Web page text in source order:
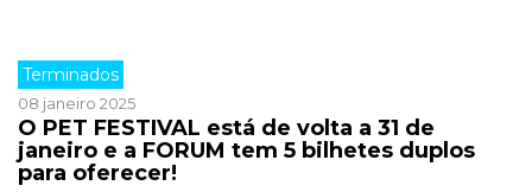
Terminados
08 janeiro 2025
O PET FESTIVAL está de volta a 31 de
janeiro e a FORUM tem 5 bilhetes duplos
para oferecer!